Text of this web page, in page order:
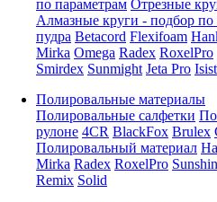
по параметрам Отрезные
Алмазные круги - подбор по
пудра Betacord Flexifoam
Mirka Omega Radex RoxelPro
Smirdex Sunmight Jeta Pro
Полировальные материалы
Полировальные салфетки
рулоне 4CR BlackFox Brulex
Полировальный материал
Mirka Radex RoxelPro
Remix Solid